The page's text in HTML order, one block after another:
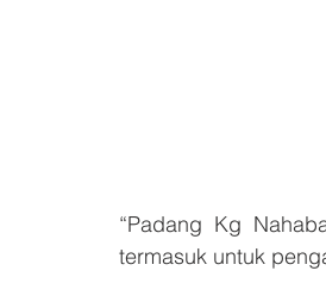
“Padang Kg
termasuk untuk